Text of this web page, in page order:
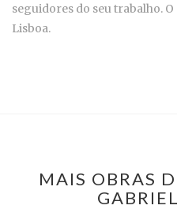
seguidores do seu trabalho.
Lisboa.
MAIS OBRAS